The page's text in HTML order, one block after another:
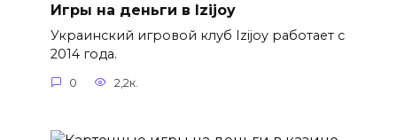
Игры на деньги в Izijoy
Украинский игровой клуб Izijoy работает с
2014 года.
0 2,2к.